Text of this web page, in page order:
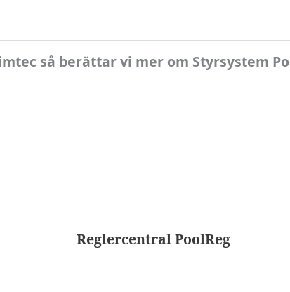
så berättar vi mer om Styrsystem
Reglercentral PoolReg